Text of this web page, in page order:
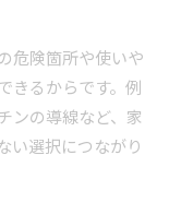
危険箇所や使いや
きるからです。例
ンの導線など、家
い選択につながり